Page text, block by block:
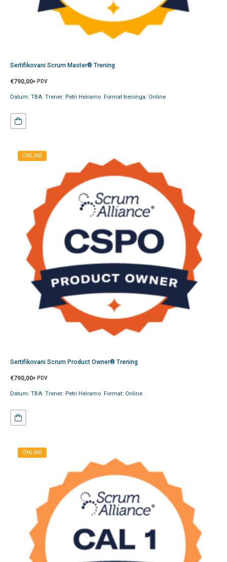
Sertifikovani Scrum Master® Trening
€790,00+ PDV
Datum: TBA Trener: Petri Heiramo Format treninga: Online
ONLINE
Sertifikovani Scrum Product Owner® Trening
€790,00+ PDV
Datum: TBA Trener: Petri Heiramo Format: Online
ONLINE